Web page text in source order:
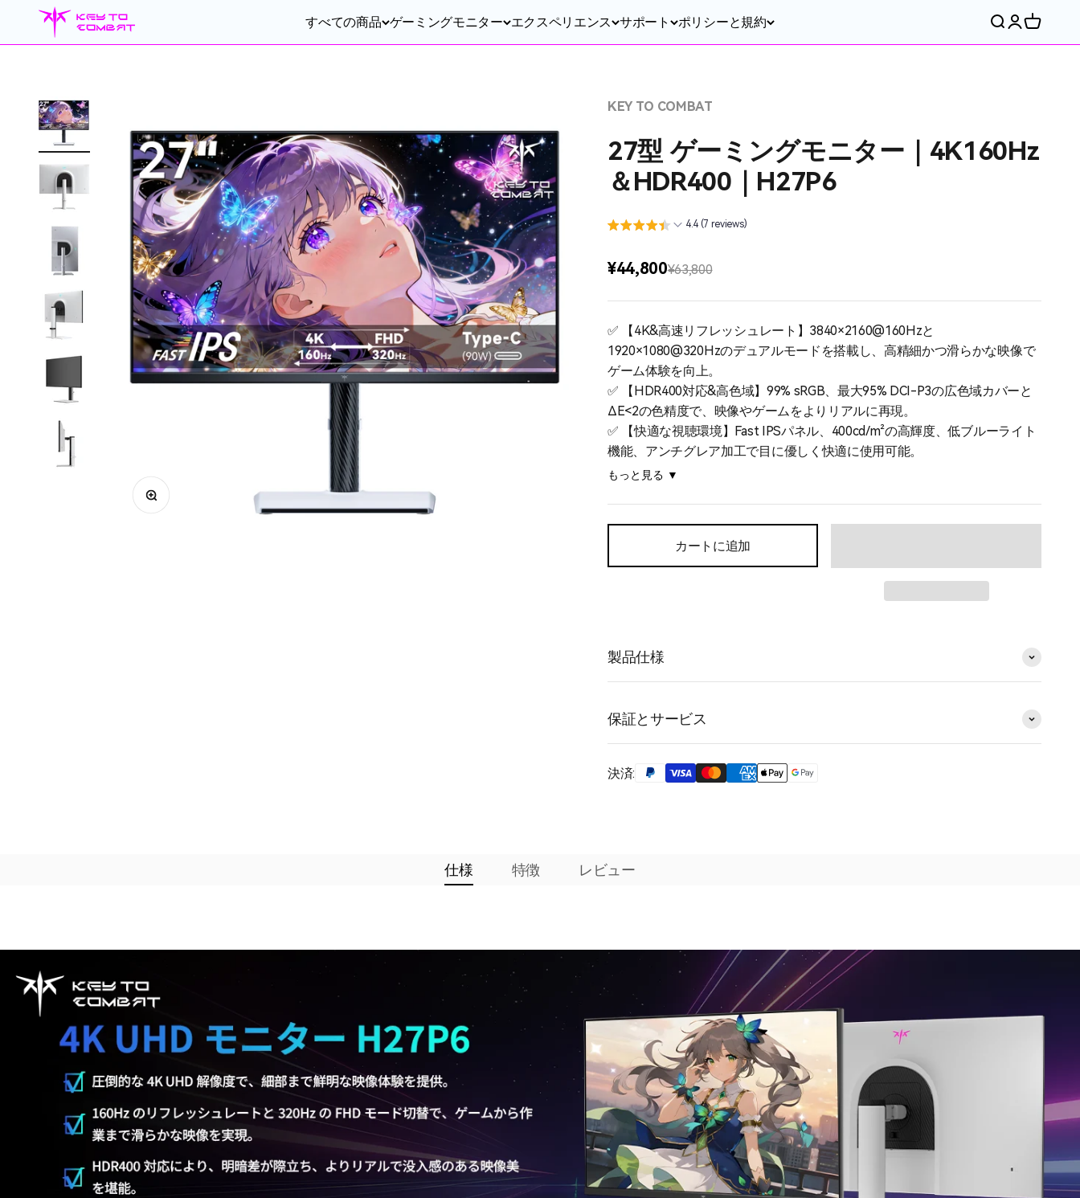
コンテンツへスキップ
すべての商品 ゲーミングモニター エクスペリエンス サポート ポリシーと規約
KEY TO COMBAT Translation
Translation
ズームイン
KEY TO COMBAT
27型 ゲーミングモニター｜4K160Hz
＆HDR400｜H27P6
4.4 (7 reviews)
セール価格
¥44,800通常価格
¥63,800
✅ 【4K&高速リフレッシュレート】3840×2160@160Hzと
1920×1080@320Hzのデュアルモードを搭載し、高精細かつ滑らかな映像で
ゲーム体験を向上。
✅ 【HDR400対応&高色域】99% sRGB、最大95% DCI-P3の広色域カバーと
ΔE<2の色精度で、映像やゲームをよりリアルに再現。
✅ 【快適な視聴環境】Fast IPSパネル、400cd/m²の高輝度、低ブルーライト
機能、アンチグレア加工で目に優しく快適に使用可能。
✅ 【人間工学デザイン】高さ・チルト・スイベル・ピボット対応のスタンド
もっと見る ▼
カートに追加
製品仕様
保証とサービス
決済:
仕様 特徴 レビュー